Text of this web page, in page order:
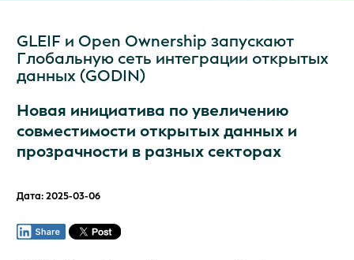
GLEIF и Open Ownership запускают
Глобальную сеть интеграции открытых
данных (GODIN)
Новая инициатива по увеличению
совместимости открытых данных и
прозрачности в разных секторах
Дата: 2025-03-06